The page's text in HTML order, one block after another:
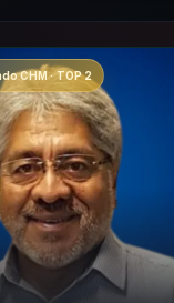
CHM · TOP 2